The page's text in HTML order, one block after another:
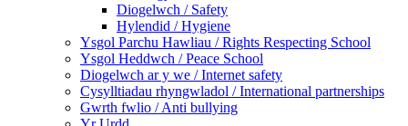
Diogelwch / Safety
Hylendid / Hygiene
Ysgol Parchu Hawliau / Rights Respecting School
Ysgol Heddwch / Peace School
Diogelwch ar y we / Internet safety
Cysylltiadau rhyngwladol / International partnerships
Gwrth fwlio / Anti bullying